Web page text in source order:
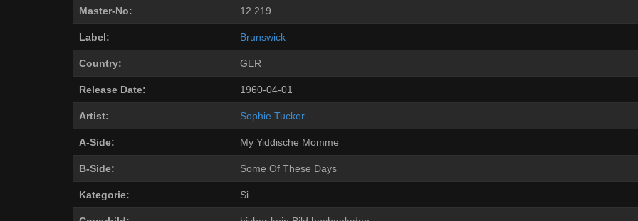
Master-No: 12 219
Label: Brunswick
Country: GER
Release Date: 1960-04-01
Artist: Sophie Tucker
A-Side: My Yiddische Momme
B-Side: Some Of These Days
Kategorie: Si